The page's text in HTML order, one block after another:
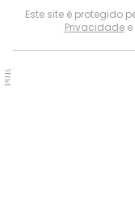
Este site é protegido
Privacidadee
PUB.